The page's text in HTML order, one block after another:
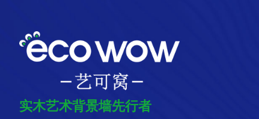
实木艺术背景墙先行者